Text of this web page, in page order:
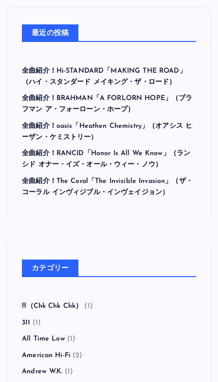
最近の投稿
全曲紹介！Hi-STANDARD「MAKING THE ROAD」
（ハイ・スタンダード メイキング・ザ・ロード）
全曲紹介！BRAHMAN「A FORLORN HOPE」（ブラ
フマン ア・フォーローン・ホープ）
全曲紹介！oasis「Heathen Chemistry」（オアシス ヒ
ーザン・ケミストリー）
全曲紹介！RANCID「Honor Is All We Know」（ラン
シド オナー・イズ・オール・ウィー・ノウ）
全曲紹介！The Coral「The Invisible Invasion」（ザ・
コーラル インヴィジブル・インヴェイジョン）
カテゴリー
!!!（Chk Chk Chk） (1)
311 (1)
All Time Low(1)
American Hi-Fi (2)
Andrew W.K. (1)